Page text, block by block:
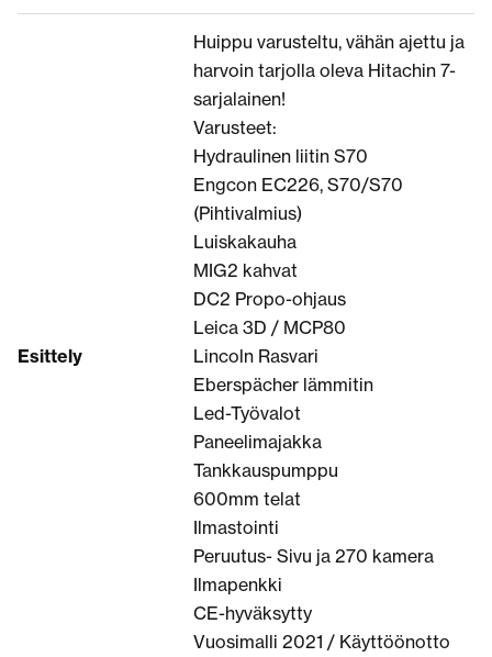
Esittely
Huippu varusteltu, vähän ajettu ja
harvoin tarjolla oleva Hitachin 7-
sarjalainen!
Varusteet:
Hydraulinen liitin S70
Engcon EC226, S70/S70
(Pihtivalmius)
Luiskakauha
MIG2 kahvat
DC2 Propo-ohjaus
Leica 3D / MCP80
Lincoln Rasvari
Eberspächer lämmitin
Led-Työvalot
Paneelimajakka
Tankkauspumppu
600mm telat
Ilmastointi
Peruutus- Sivu ja 270 kamera
Ilmapenkki
CE-hyväksytty
Vuosimalli 2021 / Käyttöönotto